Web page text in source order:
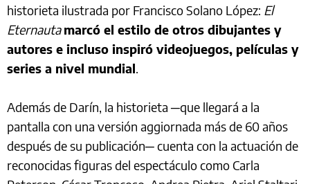
historieta ilustrada por Francisco Solano López: El
Eternauta marcó el estilo de otros dibujantes y
autores e incluso inspiró videojuegos, películas y
series a nivel mundial.
Además de Darín, la historieta ─que llegará a la
pantalla con una versión aggiornada más de 60 años
después de su publicación─ cuenta con la actuación de
reconocidas figuras del espectáculo como Carla